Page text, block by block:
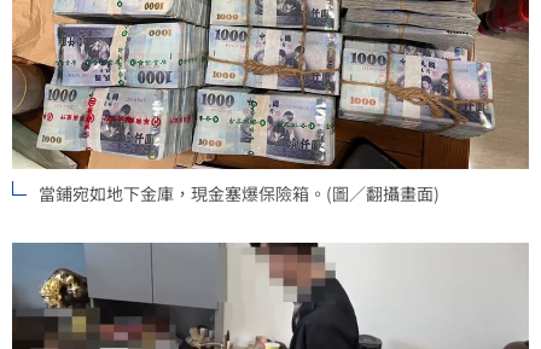
當鋪宛如地下金庫，現金塞爆保險箱。(圖／翻攝畫面)